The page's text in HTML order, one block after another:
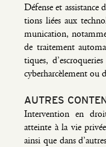
Défense et
tions liées aux
mu­ni­ca­tion,
de trai­te­ment
tiques,
cybe­rhar­cè­le­ment ou
AUTRES
Inter­ven­tion en
atteinte à la vie
ain­si que dans